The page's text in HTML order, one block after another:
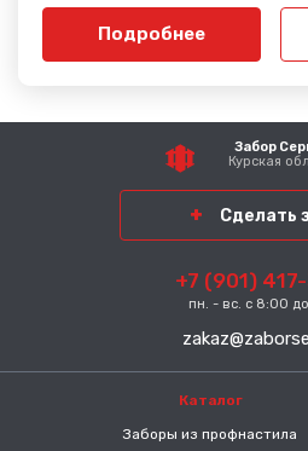
Подробнее
Забор
Курская
Сделать
+7 (901)
пн. - вс. с 8:00
Каталог
Заборы из профнастила